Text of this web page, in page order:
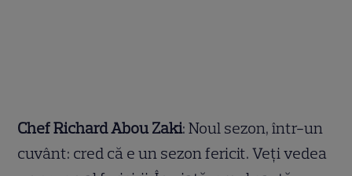
Chef Richard Abou Zaki: Noul sezon, într-un
cuvânt: cred că e un sezon fericit. Veți vedea